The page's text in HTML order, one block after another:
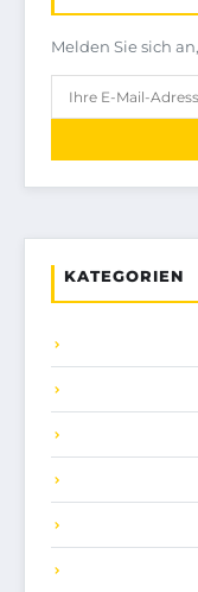
Melden Sie sich
KATEGORIEN